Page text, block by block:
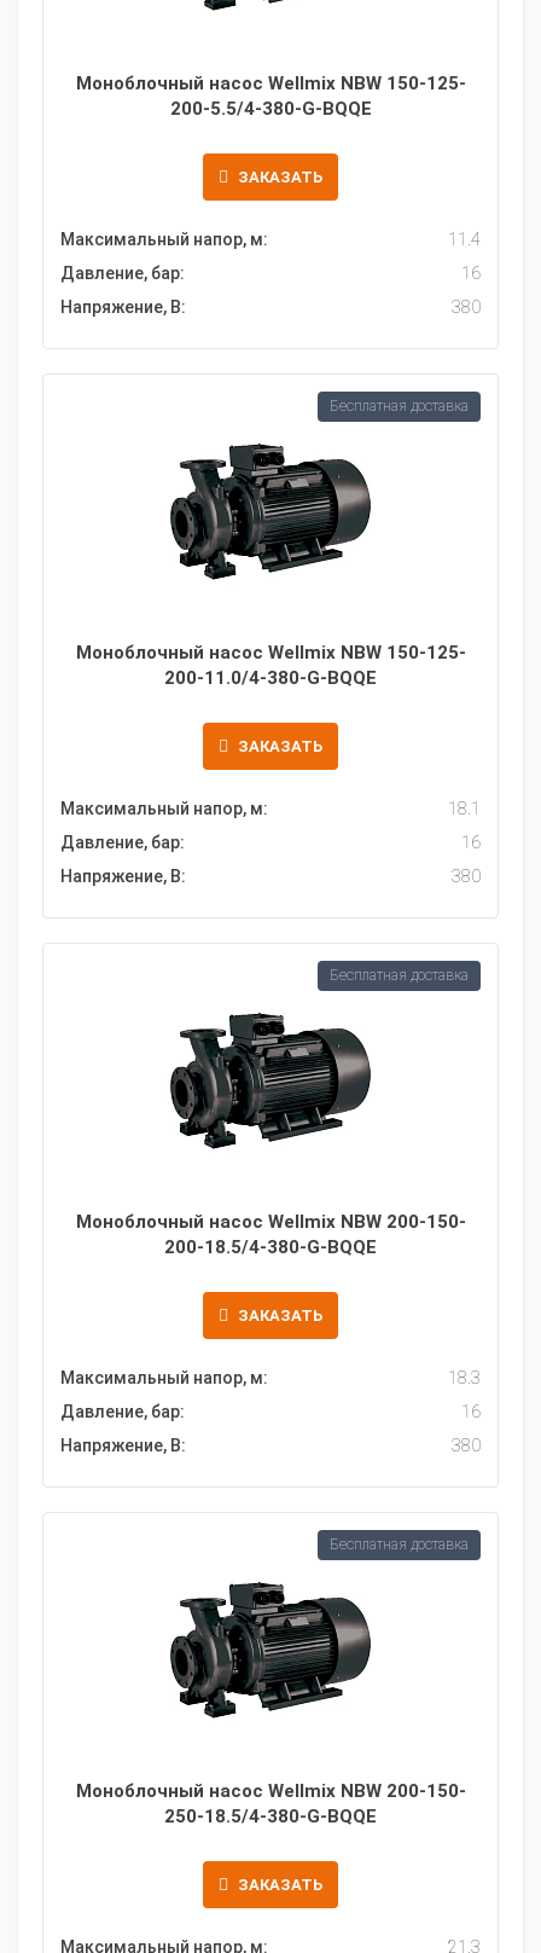
Моноблочный насос Wellmix NBW 150-125-
200-5.5/4-380-G-BQQE
ЗАКАЗАТЬ
Максимальный напор, м:
11.4
Давление, бар:
16
Напряжение, В:
380
Моноблочный насос Wellmix NBW 150-125-
200-11.0/4-380-G-BQQE
ЗАКАЗАТЬ
Максимальный напор, м:
18.1
Давление, бар:
16
Напряжение, В:
380
Бесплатная доставка
Моноблочный насос Wellmix NBW 200-150-
200-18.5/4-380-G-BQQE
ЗАКАЗАТЬ
Максимальный напор, м:
18.3
Давление, бар:
16
Напряжение, В:
380
Бесплатная доставка
Моноблочный насос Wellmix NBW 200-150-
250-18.5/4-380-G-BQQE
ЗАКАЗАТЬ
Максимальный напор, м:
21.3
Бесплатная доставка